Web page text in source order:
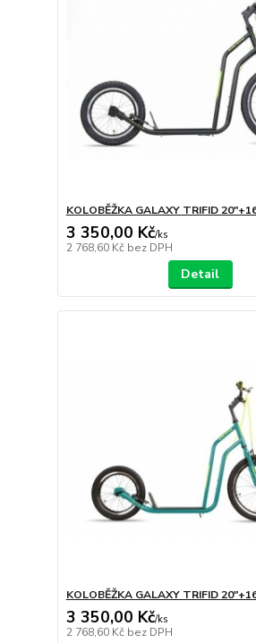
KOLOBĚŽKA GALAXY TRIFID
3 350,00 Kč/ks
2 768,60 Kč bez DPH
Detail
KOLOBĚŽKA GALAXY TRIFID
3 350,00 Kč/ks
2 768,60 Kč bez DPH